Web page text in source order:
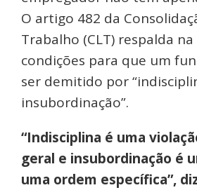
O artigo 482 da
Trabalho (CLT) respalda
condições para que um
ser demitido por
insubordinação”.
“Indisciplina é uma
geral e insubordinação é
uma ordem específica”,